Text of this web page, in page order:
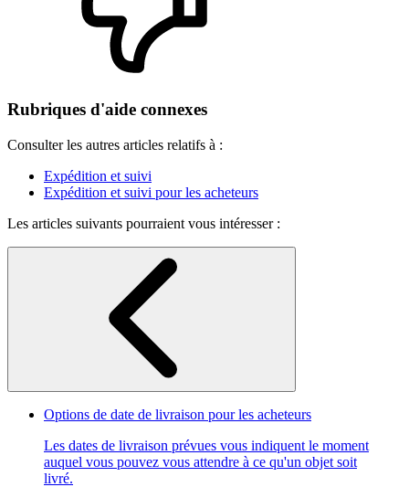
Rubriques d'aide connexes
Consulter les autres articles relatifs à :
Expédition et suivi
Expédition et suivi pour les acheteurs
Les articles suivants pourraient vous intéresser :
Options de date de livraison pour les acheteurs
Les dates de livraison prévues vous indiquent le moment
auquel vous pouvez vous attendre à ce qu'un objet soit
livré.